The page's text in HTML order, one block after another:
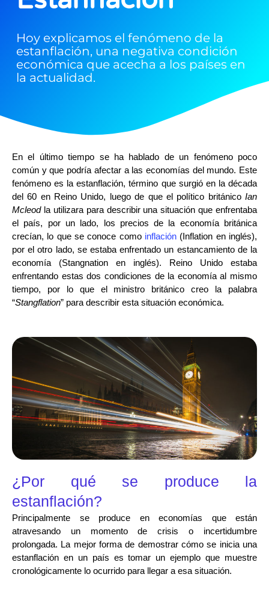
Hoy explicamos el fenómeno de la
estanflación, una negativa condición
económica que acecha a los países en
la actualidad.
En el último tiempo se ha hablado de un fenómeno poco
común y que podría afectar a las economías del mundo. Este
fenómeno es la estanflación, término que surgió en la década
del 60 en Reino Unido, luego de que el político británico Ian
Mcleodla utilizara para describir una situación que enfrentaba
el país, por un lado, los precios de la economía británica
crecían, lo que se conoce como inflación (Inflation en inglés),
por el otro lado, se estaba enfrentado un estancamiento de la
economía (Stangnation en inglés). Reino Unido estaba
enfrentando estas dos condiciones de la economía al mismo
tiempo, por lo que el ministro británico creo la palabra
“Stangflation” para describir esta situación económica.
¿Por qué se produce la
estanflación?
Principalmente se produce en economías que están
atravesando un momento de crisis o incertidumbre
prolongada. La mejor forma de demostrar cómo se inicia una
estanflación en un país es tomar un ejemplo que muestre
cronológicamente lo ocurrido para llegar a esa situación.